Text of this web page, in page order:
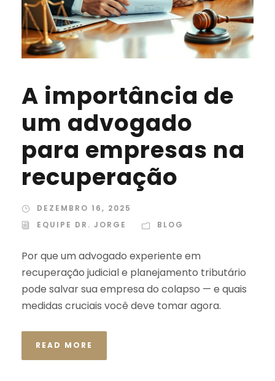
A importância de
um advogado
para empresas na
recuperação
DEZEMBRO 16, 2025
EQUIPE DR. JORGE
BLOG
Por que um advogado experiente em
recuperação judicial e planejamento tributário
pode salvar sua empresa do colapso — e quais
medidas cruciais você deve tomar agora.
READ MORE